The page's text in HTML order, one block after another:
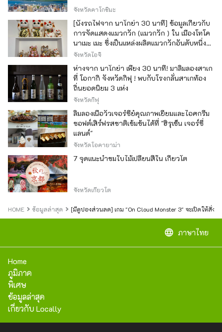
จังหวัดคาโกชิมะ
[นั่งรถไฟจาก นาโกย่า 30 นาที] ข้อมูลเกี่ยวกับ
การจัดแสดงแมวกวัก (แมวกวัก ) ใน เมืองโทโค
นาเมะ เมะ ซึ่งเป็นแหล่งผลิตแมวกวักอันดับหนึ่ง
ของญี่ปุ่น
จังหวัดไอจิ
ห่างจาก นาโกย่า เพียง 30 นาที! มาลิ้มลองสาเก
ที่ โอกากิ จังหวัดกิฟุ ! พบกับโรงกลั่นสาเกท้อง
ถิ่นยอดนิยม 3 แห่ง
จังหวัดกิฟุ
ลิ้มลองเนื้อวัวเจอร์ซีย์คุณภาพเยี่ยมและไอศกรีม
ซอฟต์เสิร์ฟรสชาติเข้มข้นได้ที่ "ฮิรุเซ็น เจอร์ซี่
แลนด์"
จังหวัดโอคายาม่า
7 จุดแนะนำชมใบไม้เปลี่ยนสีใน เกียวโต
จังหวัดเกียวโต
HOME ข้อมูลล่าสุด [มีคูปองส่วนลด] เกม "On Cloud Monster 3" จะเปิดให้สั่ง
language ภาษาไทย
Home
ภูมิภาค
พิเศษ
ข้อมูลล่าสุด
เกี่ยวกับ Locally